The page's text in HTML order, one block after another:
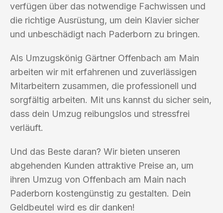
verfügen über das notwendige Fachwissen und
die richtige Ausrüstung, um dein Klavier sicher
und unbeschädigt nach Paderborn zu bringen.
Als Umzugskönig Gärtner Offenbach am Main
arbeiten wir mit erfahrenen und zuverlässigen
Mitarbeitern zusammen, die professionell und
sorgfältig arbeiten. Mit uns kannst du sicher sein,
dass dein Umzug reibungslos und stressfrei
verläuft.
Und das Beste daran? Wir bieten unseren
abgehenden Kunden attraktive Preise an, um
ihren Umzug von Offenbach am Main nach
Paderborn kostengünstig zu gestalten. Dein
Geldbeutel wird es dir danken!